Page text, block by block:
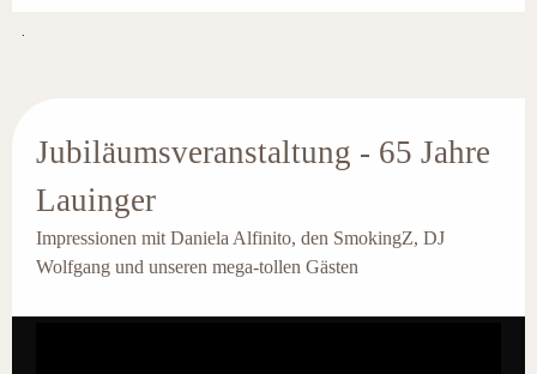
.
Jubiläumsveranstaltung - 65 Jahre
Lauinger
Impressionen mit Daniela Alfinito, den SmokingZ, DJ
Wolfgang und unseren mega-tollen Gästen